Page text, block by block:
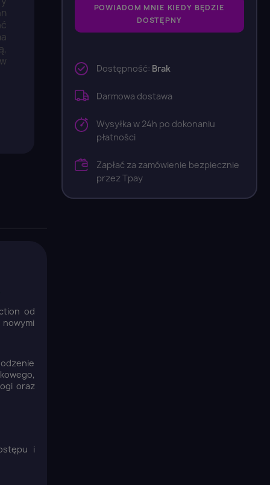
od
oraz
i
POWIADOM MNIE KIEDY BĘDZIE
DOSTĘPNY
Dostępność: Brak
Darmowa dostawa
Wysyłka w 24h po dokonaniu
płatności
Zapłać za zamówienie bezpiecznie
przez Tpay